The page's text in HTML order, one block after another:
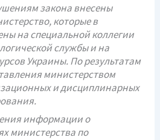
закона внесены
которые в
на специальной коллегии
службы и на
Украины. По результатам
министерством
и дисциплинарных
информации о
министерства по